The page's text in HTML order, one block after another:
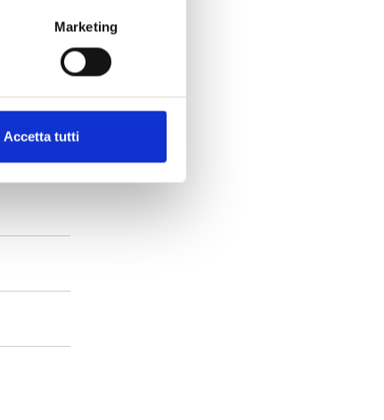
Marketing
Accetta tutti